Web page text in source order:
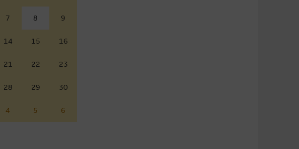
7 8 9
14 15 16
21 22 23
28 29 30
4 5 6